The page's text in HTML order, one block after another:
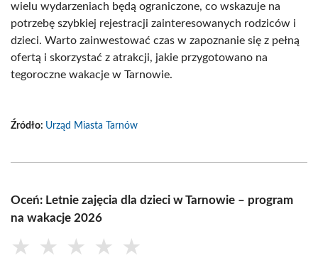
wielu wydarzeniach będą ograniczone, co wskazuje na
potrzebę szybkiej rejestracji zainteresowanych rodziców i
dzieci. Warto zainwestować czas w zapoznanie się z pełną
ofertą i skorzystać z atrakcji, jakie przygotowano na
tegoroczne wakacje w Tarnowie.
Źródło: Urząd Miasta Tarnów
Oceń: Letnie zajęcia dla dzieci w Tarnowie – program
na wakacje 2026
★ ★ ★ ★ ★